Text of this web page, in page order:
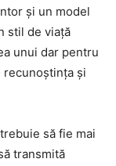
și un model
stil de viață
unui dar pentru
și
să fie mai
transmită